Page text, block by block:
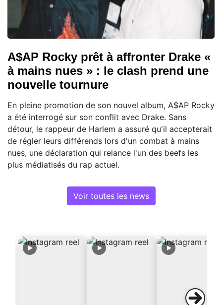
A$AP Rocky prêt à affronter Drake «
à mains nues » : le clash prend une
nouvelle tournure
En pleine promotion de son nouvel album, A$AP Rocky
a été interrogé sur son conflit avec Drake. Sans
détour, le rappeur de Harlem a assuré qu'il accepterait
de régler leurs différends lors d'un combat à mains
nues, une déclaration qui relance l'un des beefs les
plus médiatisés du rap actuel.
Voir toutes les news